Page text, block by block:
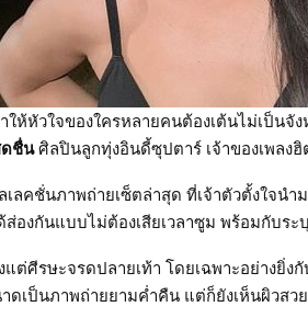
ห้หัวใจของใครหลายคนต้องเต้นไม่เป็นจั
ชื่นศิลปินลูกทุ่งอินดี้ซุปตาร์ เจ้าของเพลงฮิ
เลคชั่นภาพถ่ายเซ็ตล่าสุด ที่เจ้าตัวตั้งใจน
งกันแบบไม่ต้องเสียเวลาซูม พร้อมกับร
แต่ศีรษะจรดปลายเท้า โดยเฉพาะอย่าง
าดเป็นภาพถ่ายยามค่ำคืน แต่ก็ยังเห็นผิวส